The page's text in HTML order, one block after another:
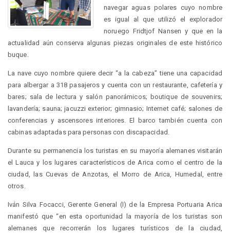
navegar aguas polares cuyo nombre
es igual al que utilizó el explorador
noruego Fridtjof Nansen y que en la
actualidad aún conserva algunas piezas originales de este histórico
buque.
La nave cuyo nombre quiere decir “a la cabeza” tiene una capacidad
para albergar a 318 pasajeros y cuenta con un restaurante, cafetería y
bares; sala de lectura y salón panorámicos; boutique de souvenirs;
lavandería; sauna; jacuzzi exterior; gimnasio; Internet café; salones de
conferencias y ascensores interiores. El barco también cuenta con
cabinas adaptadas para personas con discapacidad.
Durante su permanencia los turistas en su mayoría alemanes visitarán
el Lauca y los lugares característicos de Arica como el centro de la
ciudad, las Cuevas de Anzotas, el Morro de Arica, Humedal, entre
otros.
Iván Silva Focacci, Gerente General (I) de la Empresa Portuaria Arica
manifestó que “en esta oportunidad la mayoría de los turistas son
alemanes que recorrerán los lugares turísticos de la ciudad,